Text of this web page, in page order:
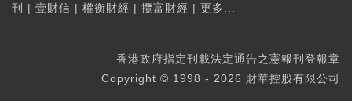
刊
| 壹財信 | 權衡財經 | 攬富財經 | 更多...
香港政府指定刊載法定通告之憲報刊登報章
Copyright © 1998 - 2026 財華控股有限公司